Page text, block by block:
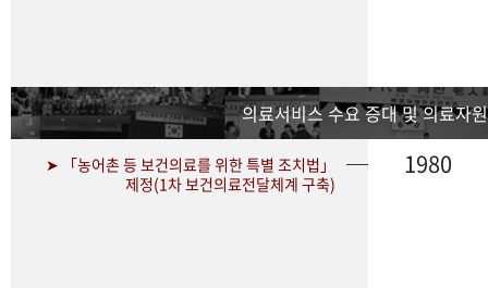
의료서비스 수요 증대 및 의료자
➤ 「농어촌 등 보건의료를 위한 특별 조치법」
제정(1차 보건의료전달체계 구축)
1980